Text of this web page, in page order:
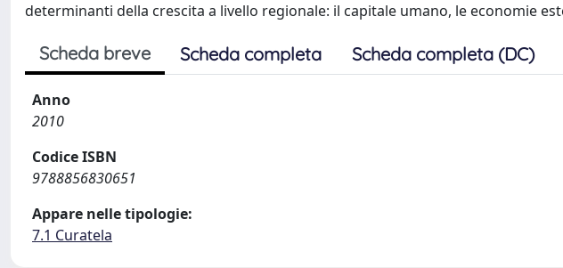
determinanti della crescita a livello regionale: il capitale umano, le economie
Scheda breve Scheda completa Scheda completa (DC)
Anno
2010
Codice ISBN
9788856830651
Appare nelle tipologie:
7.1 Curatela